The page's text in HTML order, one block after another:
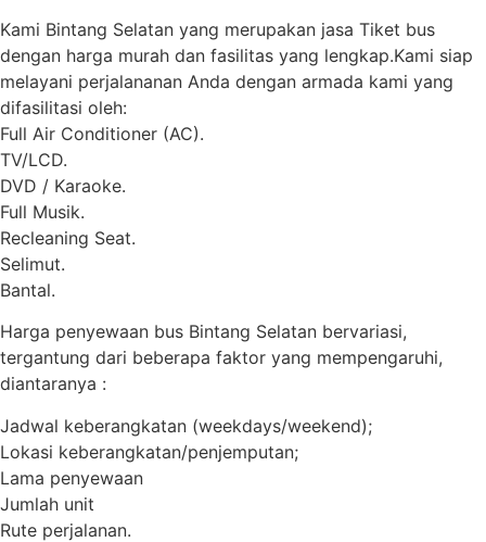
Kami Bintang Selatan yang merupakan jasa Tiket bus
dengan harga murah dan fasilitas yang lengkap.Kami siap
melayani perjalananan Anda dengan armada kami yang
difasilitasi oleh:
Full Air Conditioner (AC).
TV/LCD.
DVD / Karaoke.
Full Musik.
Recleaning Seat.
Selimut.
Bantal.
Harga penyewaan bus Bintang Selatan bervariasi,
tergantung dari beberapa faktor yang mempengaruhi,
diantaranya :
Jadwal keberangkatan (weekdays/weekend);
Lokasi keberangkatan/penjemputan;
Lama penyewaan
Jumlah unit
Rute perjalanan.